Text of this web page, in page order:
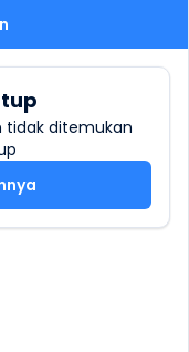
tidak ditemukan